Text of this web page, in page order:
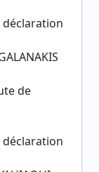
déclaration
de
déclaration